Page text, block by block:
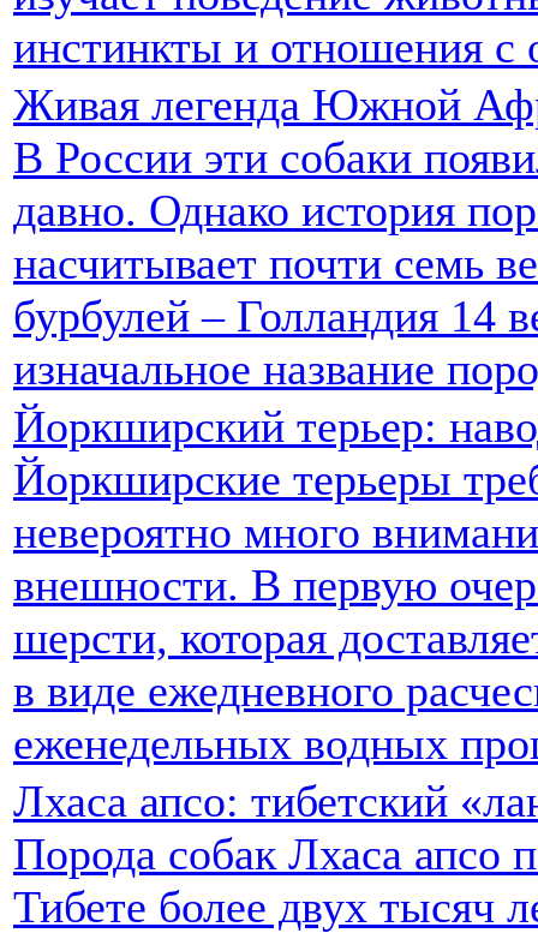
инстинкты и отношения
Живая легенда Южной
В России эти собаки
давно. Однако история
насчитывает почти семь
бурбулей – Голландия 14
изначальное название
Йоркширский терьер:
Йоркширские терьеры
невероятно много
внешности. В первую
шерсти, которая
в виде ежедневного
еженедельных водных
Лхаса апсо: тибетский
Порода собак Лхаса апсо
Тибете более двух тысяч